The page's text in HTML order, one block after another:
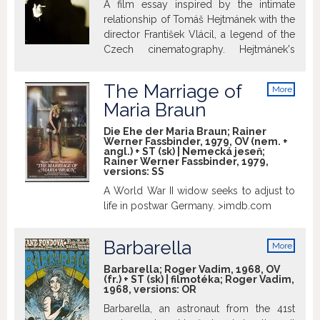
A film essay inspired by the intimate
relationship of Tomáš Hejtmánek with the
director František Vlácil, a legend of the
Czech cinematography. Hejtmánek's
films, to recollect the memories of
people who collaborated with Vlácil; an
form the film's foundations. However, the
death of Vlácil changed the original plan.
The words, interviews and original work
remained. The profile had to be changed
completely, at the same time however, it
was to maintain the same kind of
mutual dependence. The documentary is
a documentary. It is also a multiple
citation honoring thinking, feeling and the
creative process. The actor Jirí Kodet
More
The Marriage of
Maria Braun
Die Ehe der Maria Braun; Rainer
Werner Fassbinder, 1979, OV (nem. +
angl.) + ST (sk) | Nemecká jeseň;
Rainer Werner Fassbinder, 1979,
versions: SS
A World War II widow seeks to adjust to
life in postwar Germany. >imdb.com
More
Barbarella
Barbarella; Roger Vadim, 1968, OV
(fr.) + ST (sk) | filmotéka; Roger Vadim,
1968, versions: OR
Barbarella, an astronaut from the 41st